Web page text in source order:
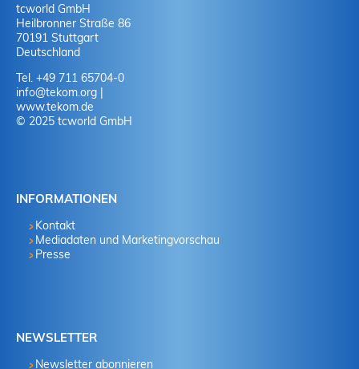
tcworld GmbH
Heilbronner Straße 86
70191 Stuttgart
Deutschland
Tel. +49 711 65704-0
info@tekom.org |
www.tekom.de
© 2025 tcworld GmbH
INFORMATIONEN
Kontakt
Mediadaten und Marketingvorschau
Presse
NEWSLETTER
Newsletter abonnieren